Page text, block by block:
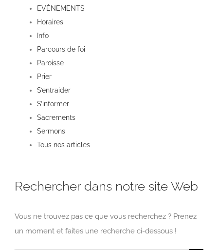
EVÈNEMENTS
Horaires
Info
Parcours de foi
Paroisse
Prier
S’entraider
S’informer
Sacrements
Sermons
Tous nos articles
Rechercher dans notre site Web
Vous ne trouvez pas ce que vous recherchez ? Prenez
un moment et faites une recherche ci-dessous !